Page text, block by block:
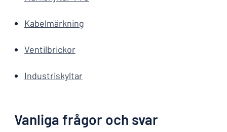
Kabelmärkning
Ventilbrickor
Industriskyltar
Vanliga frågor och svar